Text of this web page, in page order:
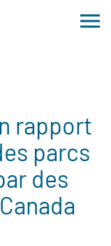
rapport
parcs
des